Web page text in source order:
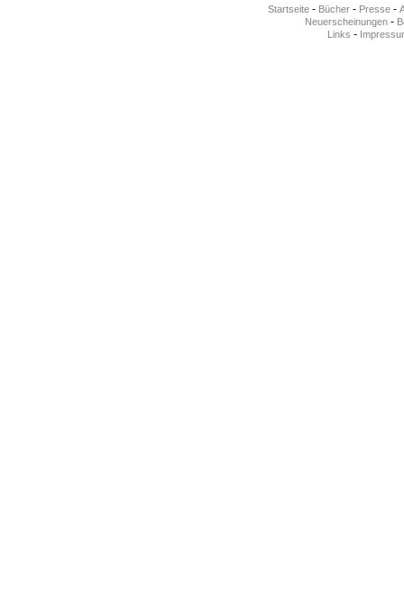
Startseite - Bücher - Presse -
Neuerscheinungen-
Links -